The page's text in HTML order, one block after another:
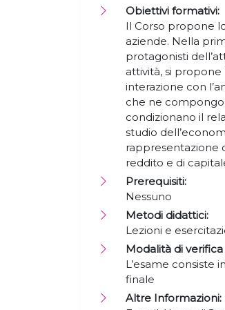
Obiettivi formativi:
Il Corso propone
aziende. Nella
protagonisti
attività, si
interazione con
che ne
condizionano il
studio
rappresentazione
reddito e di
Prerequisiti:
Nessuno
Metodi didattici:
Lezioni e
Modalità di
L’esame consiste
finale
Altre Informazioni: